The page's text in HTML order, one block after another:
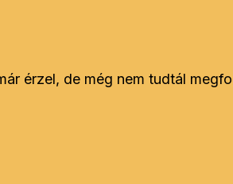
érzel, de még nem tudtál